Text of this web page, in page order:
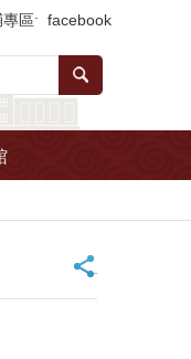
專區 facebook
_